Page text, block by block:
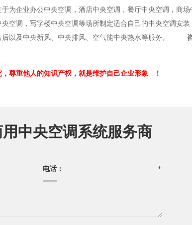
为企业办公中央空调，酒店中央空调，餐厅中央空调，商场
空调，写字楼中央空调等场所制定适合自己的中央空调安
以及中央新风、中央排风、空气能中央热水等服务。
尊重他人的知识产权，就是维护自己企业形象 ！
中央空调系统服务商
电话： *